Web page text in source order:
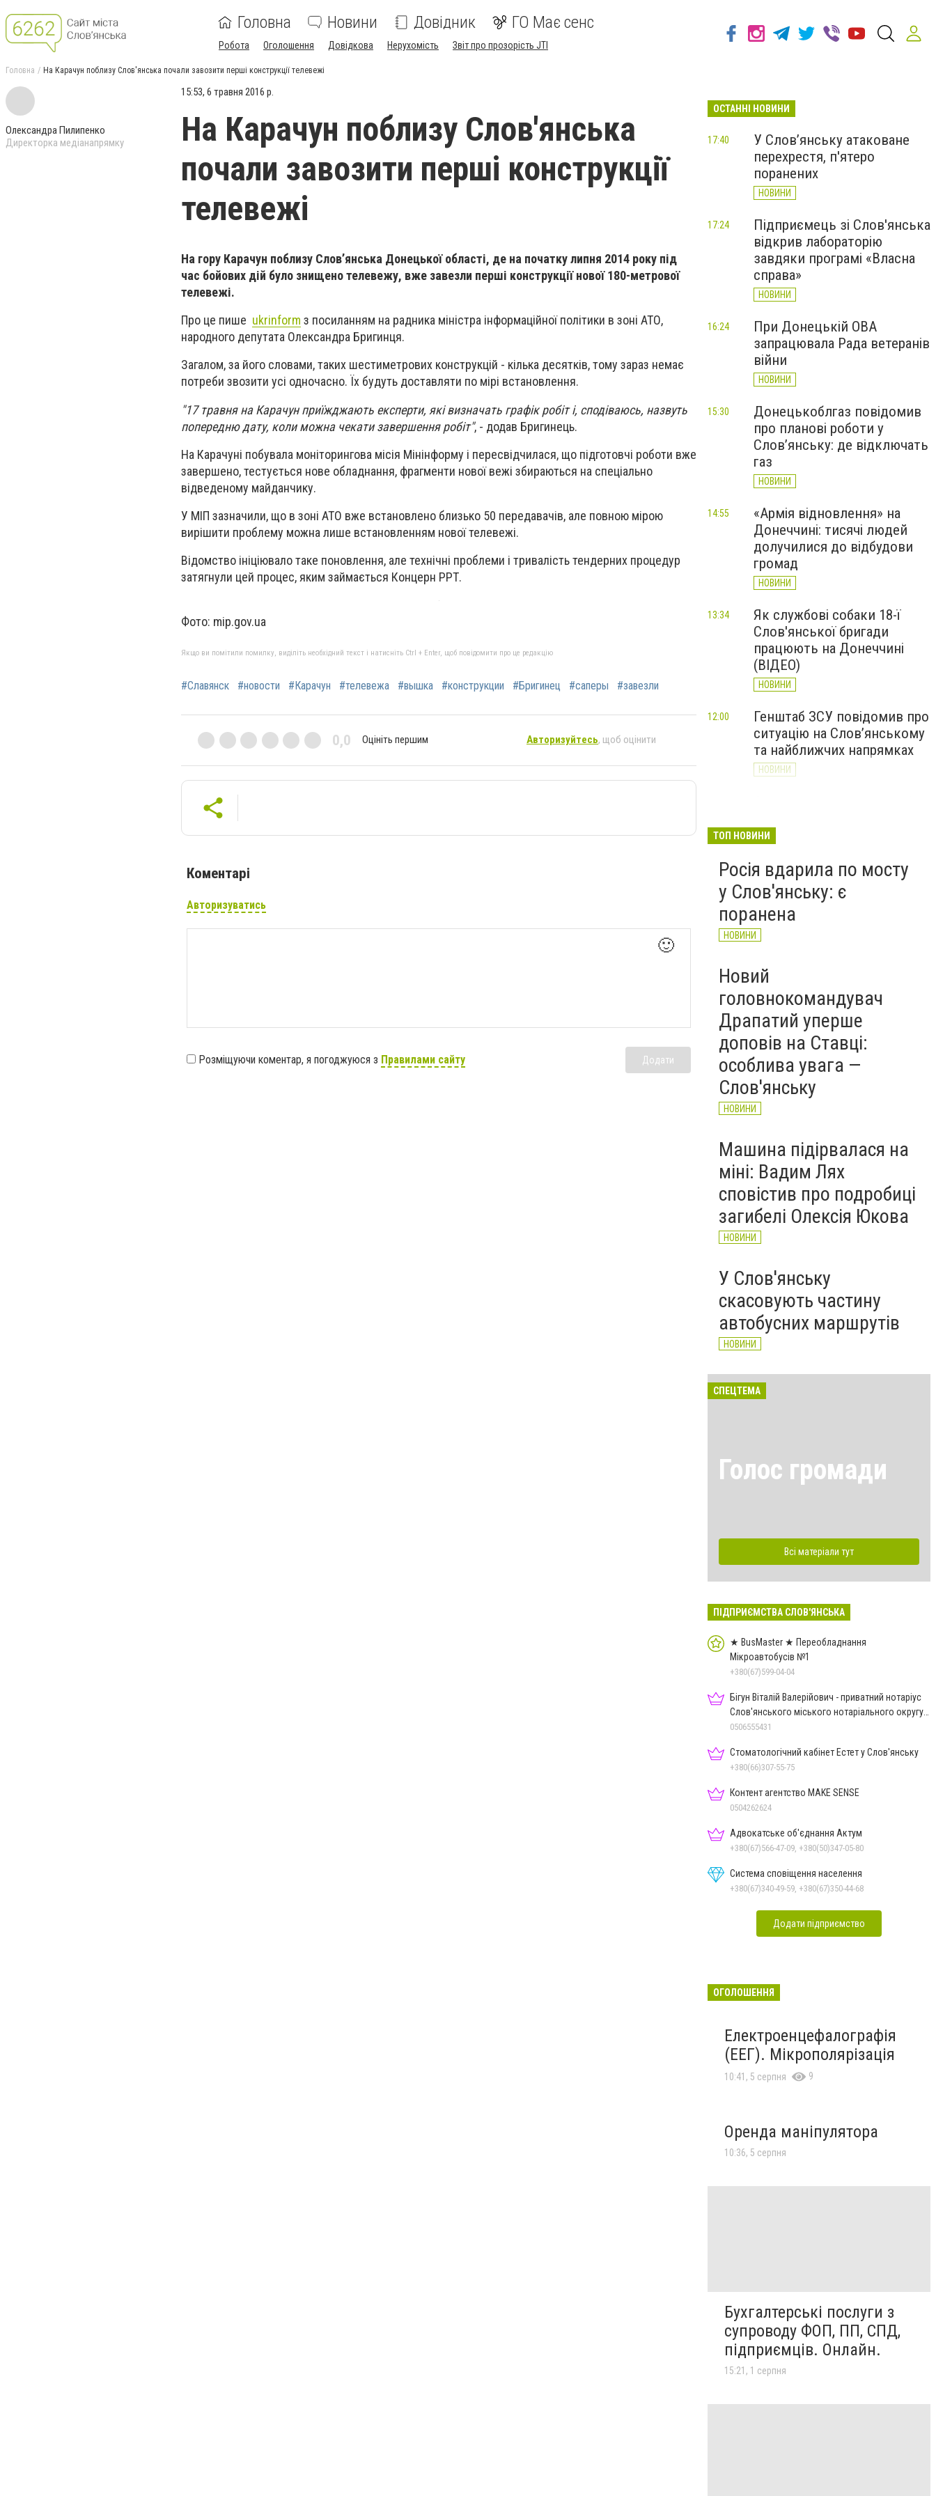
Головна Новини Довідник ГО Має сенс
Робота Оголошення Довідкова Нерухомість Звіт про прозорість JTI
Головна На Карачун поблизу Слов'янська почали завозити перші конструкції телевежі
Олександра Пилипенко
Директорка медіанапрямку
15:53, 6 травня 2016 р.
На Карачун поблизу Слов'янська
почали завозити перші конструкції
телевежі
На гору Карачун поблизу Слов’янська Донецької області, де на початку липня 2014 року під
час бойових дій було знищено телевежу, вже завезли перші конструкції нової 180-метрової
телевежі.
Про це пише ukrinform з посиланням на радника міністра інформаційної політики в зоні АТО,
народного депутата Олександра Бригинця.
Загалом, за його словами, таких шестиметрових конструкцій - кілька десятків, тому зараз немає
потреби звозити усі одночасно. Їх будуть доставляти по мірі встановлення.
"17 травня на Карачун приїжджають експерти, які визначать графік робіт і, сподіваюсь, назвуть
попередню дату, коли можна чекати завершення робіт", - додав Бригинець.
На Карачуні побувала моніторингова місія Мінінформу і пересвідчилася, що підготовчі роботи вже
завершено, тестується нове обладнання, фрагменти нової вежі збираються на спеціально
відведеному майданчику.
У МІП зазначили, що в зоні АТО вже встановлено близько 50 передавачів, але повною мірою
вирішити проблему можна лише встановленням нової телевежі.
Відомство ініціювало таке поновлення, але технічні проблеми і тривалість тендерних процедур
затягнули цей процес, яким займається Концерн РРТ.
Фото: mip.gov.ua
Якщо ви помітили помилку, виділіть необхідний текст і натисніть Ctrl + Enter, щоб повідомити про це редакцію
#Славянск #новости #Карачун #телевежа #вышка #конструкции #Бригинец #саперы #завезли
0,0 Оцініть першим Авторизуйтесь, щоб оцінити
Коментарі
Авторизуватись
🙂
Розміщуючи коментар, я погоджуюся з Правилами сайту Додати
ОСТАННІ НОВИНИ
У Слов’янську атаковане
перехрестя, п'ятеро
поранених
НОВИНИ
17:40
Підприємець зі Слов'янська
відкрив лабораторію
завдяки програмі «Власна
справа»
НОВИНИ
17:24
При Донецькій ОВА
запрацювала Рада ветеранів
війни
НОВИНИ
16:24
Донецькоблгаз повідомив
про планові роботи у
Слов’янську: де відключать
газ
НОВИНИ
15:30
«Армія відновлення» на
Донеччині: тисячі людей
долучилися до відбудови
громад
НОВИНИ
14:55
Як службові собаки 18-ї
Слов'янської бригади
працюють на Донеччині
(ВІДЕО)
НОВИНИ
13:34
Генштаб ЗСУ повідомив про
ситуацію на Слов’янському
та найближчих напрямках
НОВИНИ
12:00
великої війни: 7 серпня
ТОП НОВИНИ
Росія вдарила по мосту
у Слов'янську: є
поранена
НОВИНИ
Новий
головнокомандувач
Драпатий уперше
доповів на Ставці:
особлива увага —
Слов'янську
НОВИНИ
Машина підірвалася на
міні: Вадим Лях
сповістив про подробиці
загибелі Олексія Юкова
НОВИНИ
У Слов'янську
скасовують частину
автобусних маршрутів
НОВИНИ
СПЕЦТЕМА
Голос громади
Всі матеріали тут
ПІДПРИЄМСТВА СЛОВ'ЯНСЬКА
★ BusMaster ★ Переобладнання
Мікроавтобусів №1
+380(67)599-04-04
Бігун Віталій Валерійович - приватний нотаріус
Слов'янського міського нотаріального округу
Дон.обл.
0506555431
Стоматологічний кабінет Естет у Слов'янську
+380(66)307-55-75
Контент агентство MAKE SENSE
0504262624
Адвокатське об'єднання Актум
+380(67)566-47-09, +380(50)347-05-80
Система сповіщення населення
+380(67)340-49-59, +380(67)350-44-68
Додати підприємство
ОГОЛОШЕННЯ
Електроенцефалографія
(ЕЕГ). Мікрополярізація
10:41, 5 серпня 9
Оренда маніпулятора
10:36, 5 серпня
Бухгалтерські послуги з
супроводу ФОП, ПП, СПД,
підприємців. Онлайн.
15:21, 1 серпня